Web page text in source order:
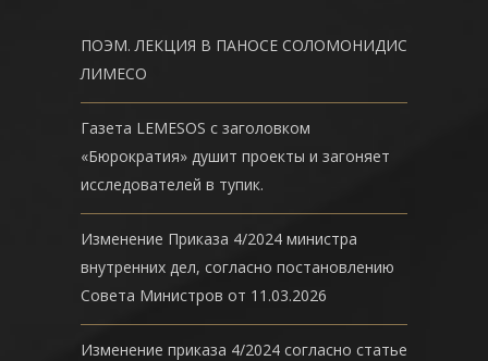
ПОЭМ. ЛЕКЦИЯ В ПАНОСЕ СОЛОМОНИДИС
ЛИМЕСО
Газета LEMESOS с заголовком
«Бюрократия» душит проекты и загоняет
исследователей в тупик.
Изменение Приказа 4/2024 министра
внутренних дел, согласно постановлению
Совета Министров от 11.03.2026
Изменение приказа 4/2024 согласно статье